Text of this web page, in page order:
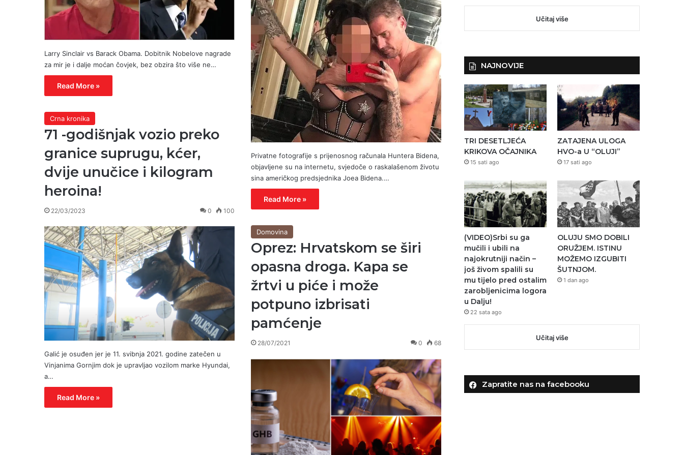
Larry Sinclair vs Barack Obama. Dobitnik Nobelove nagrade
za mir je i dalje moćan čovjek, bez obzira što više ne…
Read More »
Privatne fotografije s prijenosnog računala Huntera Bidena,
objavljene su na internetu, svjedoče o raskalašenom životu
sina američkog predsjednika Joea Bidena.…
Read More »
Crna kronika
71 -godišnjak vozio preko
granice suprugu, kćer,
dvije unučice i kilogram
heroina!
22/03/2023 0 100
Galić je osuđen jer je 11. svibnja 2021. godine zatečen u
Vinjanima Gornjim dok je upravljao vozilom marke Hyundai,
a…
Read More »
Domovina
Oprez: Hrvatskom se širi
opasna droga. Kapa se
žrtvi u piće i može
potpuno izbrisati
pamćenje
28/07/2021 0 68
Učitaj više
NAJNOVIJE
TRI DESETLJEĆA
KRIKOVA OČAJNIKA
15 sati ago
ZATAJENA ULOGA
HVO-a U “OLUJI”
17 sati ago
(VIDEO)Srbi su ga
mučili i ubili na
najokrutniji način –
još živom spalili su
mu tijelo pred ostalim
zarobljenicima logora
u Dalju!
22 sata ago
OLUJU SMO DOBILI
ORUŽJEM. ISTINU
MOŽEMO IZGUBITI
ŠUTNJOM.
1 dan ago
Učitaj više
Zapratite nas na facebooku